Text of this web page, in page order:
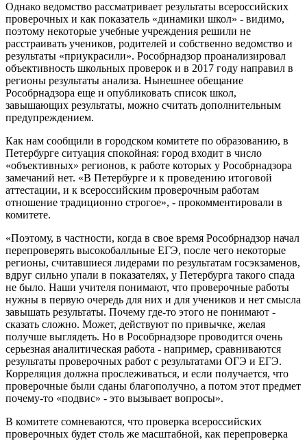
Однако ведомство рассматривает результаты всероссийских
проверочных и как показатель «динамики школ» - видимо,
поэтому некоторые учебные учреждения решили не
расстраивать учеников, родителей и собственно ведомство и
результаты «приукрасили». Рособрнадзор проанализировал
объективность школьных проверок и в 2017 году направил в
регионы результаты анализа. Нынешнее обещание
Рособрнадзора еще и опубликовать список школ,
завышающих результаты, можно считать дополнительным
предупреждением.
Как нам сообщили в городском комитете по образованию, в
Петербурге ситуация спокойная: город входит в число
«объективных» регионов, к работе которых у Рособрнадзора
замечаний нет. «В Петербурге и к проведению итоговой
аттестации, и к всероссийским проверочным работам
отношение традиционно строгое», - прокомментировали в
комитете.
«Поэтому, в частности, когда в свое время Рособрнадзор начал
перепроверять высокобалльные ЕГЭ, после чего некоторые
регионы, считавшиеся лидерами по результатам госэкзаменов,
вдруг сильно упали в показателях, у Петербурга такого спада
не было. Наши учителя понимают, что проверочные работы
нужны в первую очередь для них и для учеников и нет смысла
завышать результаты. Почему где-то этого не понимают -
сказать сложно. Может, действуют по привычке, желая
получше выглядеть. Но в Рособрнадзоре проводится очень
серьезная аналитическая работа - например, сравниваются
результаты проверочных работ с результатами ОГЭ и ЕГЭ.
Корреляция должна прослеживаться, и если получается, что
проверочные были сданы благополучно, а потом этот предмет
почему-то «подвис» - это вызывает вопросы».
В комитете сомневаются, что проверка всероссийских
проверочных будет столь же масштабной, как перепроверка